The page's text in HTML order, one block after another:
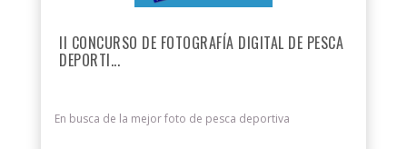
II CONCURSO DE FOTOGRAFÍA DIGITAL DE PESCA
DEPORTI...
En busca de la mejor foto de pesca deportiva